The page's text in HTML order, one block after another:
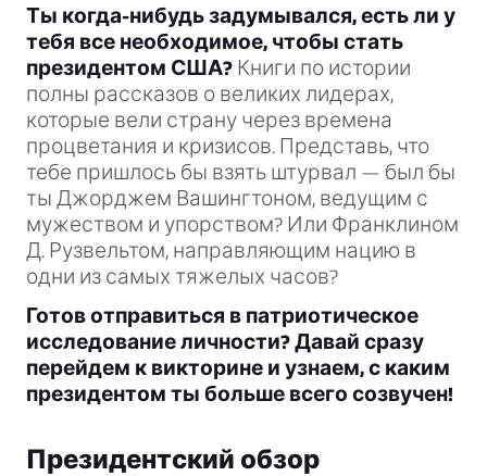
Ты когда-нибудь задумывался, есть ли у
тебя все необходимое, чтобы стать
президентом США? Книги по истории
полны рассказов о великих лидерах,
которые вели страну через времена
процветания и кризисов. Представь, что
тебе пришлось бы взять штурвал — был бы
ты Джорджем Вашингтоном, ведущим с
мужеством и упорством? Или Франклином
Д. Рузвельтом, направляющим нацию в
одни из самых тяжелых часов?
Готов отправиться в патриотическое
исследование личности? Давай сразу
перейдем к викторине и узнаем, с каким
президентом ты больше всего созвучен!
Президентский обзор